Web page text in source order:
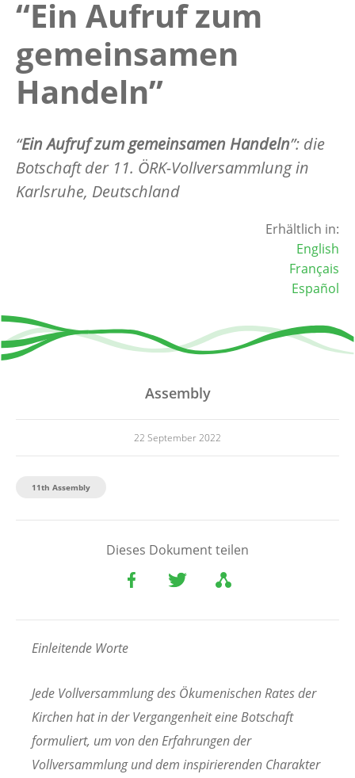
“Ein Aufruf zum
gemeinsamen
Handeln”
“Ein Aufruf zum gemeinsamen Handeln”: die
Botschaft der 11. ÖRK-Vollversammlung in
Karlsruhe, Deutschland
Erhältlich in:
English
Français
Español
Assembly
22 September 2022
11th Assembly
Dieses Dokument teilen
Einleitende Worte
Jede Vollversammlung des Ökumenischen Rates der
Kirchen hat in der Vergangenheit eine Botschaft
formuliert, um von den Erfahrungen der
Vollversammlung und dem inspirierenden Charakter